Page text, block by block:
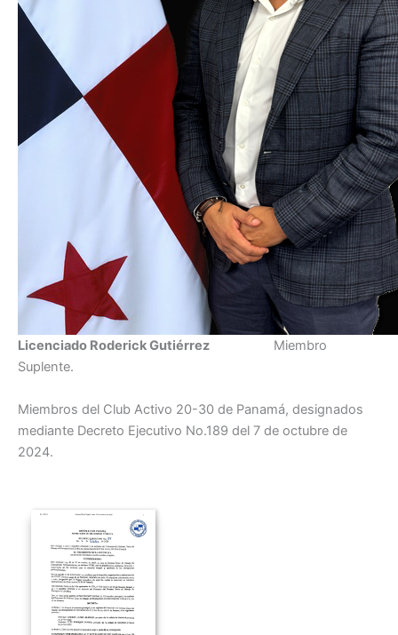
Licenciado Roderick Gutiérrez Miembro
Suplente.
Miembros del Club Activo 20-30 de Panamá, designados
mediante Decreto Ejecutivo No.189 del 7 de octubre de
2024.